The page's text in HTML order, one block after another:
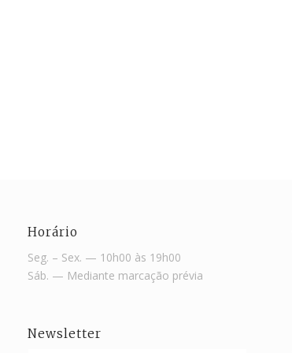
Horário
Seg. – Sex. — 10h00 às 19h00
Sáb. — Mediante marcação prévia
Newsletter